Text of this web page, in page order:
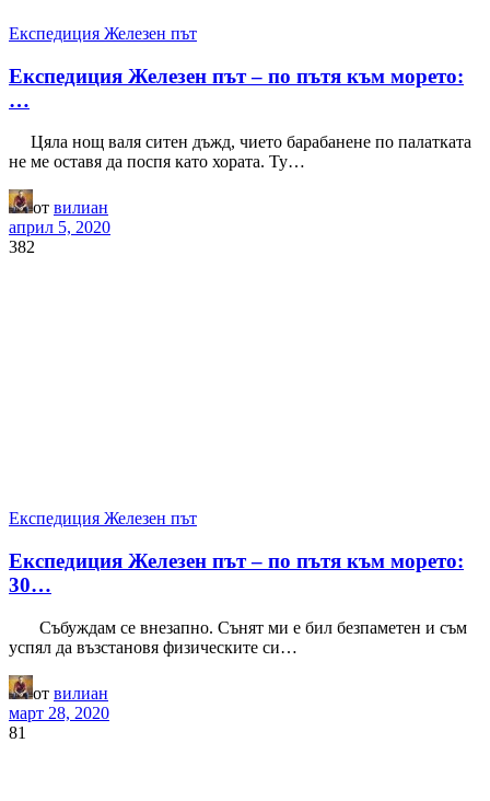
Експедиция Железен път
Експедиция Железен път – по пътя към морето:
…
Цяла нощ валя ситен дъжд, чието барабанене по палатката
не ме оставя да поспя като хората. Ту…
от вилиан
април 5, 2020
382
Експедиция Железен път
Експедиция Железен път – по пътя към морето:
30…
Събуждам се внезапно. Сънят ми е бил безпаметен и съм
успял да възстановя физическите си…
от вилиан
март 28, 2020
81